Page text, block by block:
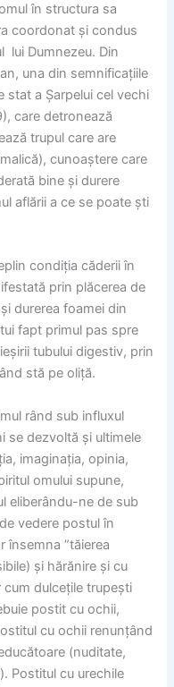
în structura sa
coordonat și condus
lui Dumnezeu. Din
una din semnificațiile
stat a Șarpelui cel vechi
care detronează
trupul care are
cunoaștere care
bine și durere
aflării a ce se poate ști
condiția căderii în
prin plăcerea de
durerea foamei din
fapt primul pas spre
tubului digestiv, prin
stă pe oliță.
rând sub influxul
se dezvoltă și ultimele
imaginația, opinia,
omului supune,
eliberându-ne de sub
vedere postul în
însemna ”tăierea
și hărănire și cu
cum dulcețile trupești
postit cu ochii,
cu ochii renunțând
(nuditate,
Postitul cu urechile